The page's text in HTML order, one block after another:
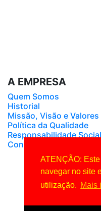
ATENÇÃO:
navegar no site
utilização. Mais
A EMPRESA
Quem Somos
Historial
Missão, Visão e Valores
Política da Qualidade
Responsabilidade Social
Contactos